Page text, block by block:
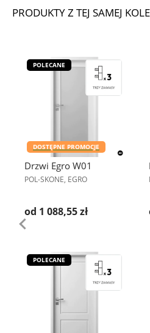
PRODUKTY Z TEJ SAMEJ
POLECANE
DOSTĘPNE PROMOCJE
Drzwi Egro W01
POL-SKONE, EGRO
od 1 088,55 zł
POLECANE